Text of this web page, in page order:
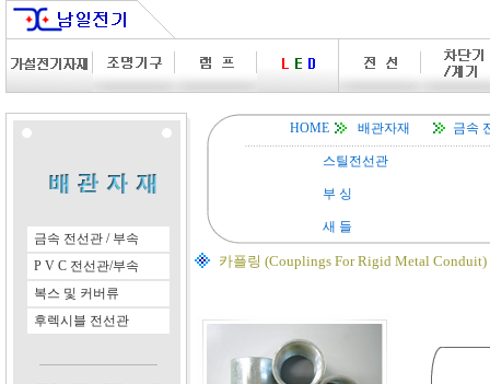
금속 전선관 / 부속
P V C 전선관/부속
복스 및 커버류
후렉시블 전선관
HOME 배관자재 금속
스틸전선관
부 싱
새 들
카플링 (Couplings For Rigid Metal Conduit)